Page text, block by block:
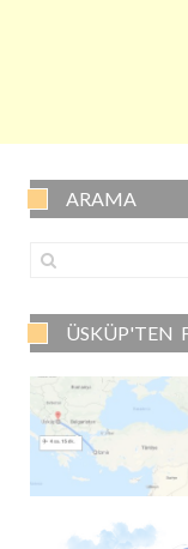
ARAMA
ÜSKÜP'TEN